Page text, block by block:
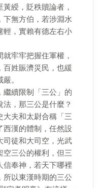
綬，貶秩贖論者，
下無方伯，若涉淵水
輕，實賴有德左右小
牢牢把握住軍權，
百姓賑濟災民，也緩
。
繼續限制「三公」的
，那三公是什麼？
大夫和太尉合稱「三
西漢的體制，任然設
司徒和大司空，光武
空三公的權利，但三
信奉神，若天下哪裡
所以東漢時期的三公